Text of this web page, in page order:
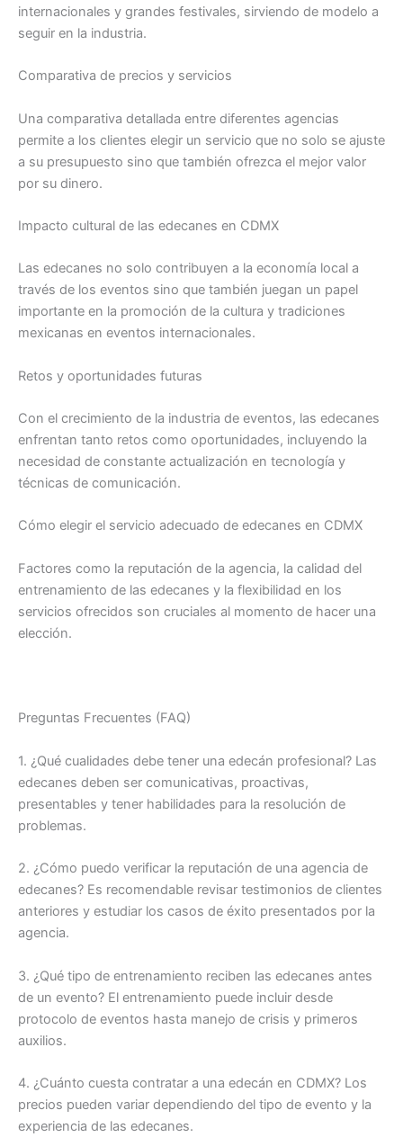
internacionales y grandes festivales, sirviendo de modelo a
seguir en la industria.
Comparativa de precios y servicios
Una comparativa detallada entre diferentes agencias
permite a los clientes elegir un servicio que no solo se ajuste
a su presupuesto sino que también ofrezca el mejor valor
por su dinero.
Impacto cultural de las edecanes en CDMX
Las edecanes no solo contribuyen a la economía local a
través de los eventos sino que también juegan un papel
importante en la promoción de la cultura y tradiciones
mexicanas en eventos internacionales.
Retos y oportunidades futuras
Con el crecimiento de la industria de eventos, las edecanes
enfrentan tanto retos como oportunidades, incluyendo la
necesidad de constante actualización en tecnología y
técnicas de comunicación.
Cómo elegir el servicio adecuado de edecanes en CDMX
Factores como la reputación de la agencia, la calidad del
entrenamiento de las edecanes y la flexibilidad en los
servicios ofrecidos son cruciales al momento de hacer una
elección.
Preguntas Frecuentes (FAQ)
1. ¿Qué cualidades debe tener una edecán profesional? Las
edecanes deben ser comunicativas, proactivas,
presentables y tener habilidades para la resolución de
problemas.
2. ¿Cómo puedo verificar la reputación de una agencia de
edecanes? Es recomendable revisar testimonios de clientes
anteriores y estudiar los casos de éxito presentados por la
agencia.
3. ¿Qué tipo de entrenamiento reciben las edecanes antes
de un evento? El entrenamiento puede incluir desde
protocolo de eventos hasta manejo de crisis y primeros
auxilios.
4. ¿Cuánto cuesta contratar a una edecán en CDMX? Los
precios pueden variar dependiendo del tipo de evento y la
experiencia de las edecanes.